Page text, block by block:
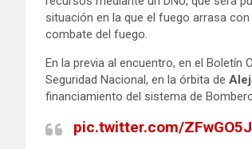
situación en la que el fuego arrasa
combate del fuego.
En la previa al encuentro, en el Boletín
Seguridad Nacional, en la órbita de
financiamiento del sistema de
pic.twitter.com/